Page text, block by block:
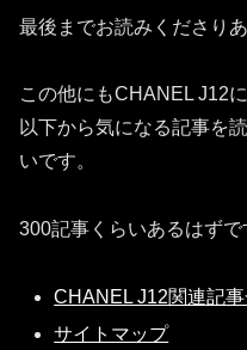
最後までお読みくださり
この他にもCHANEL J12
以下から気になる記事を
いです。
300記事くらいあるはずで
CHANEL J12関連記
サイトマップ